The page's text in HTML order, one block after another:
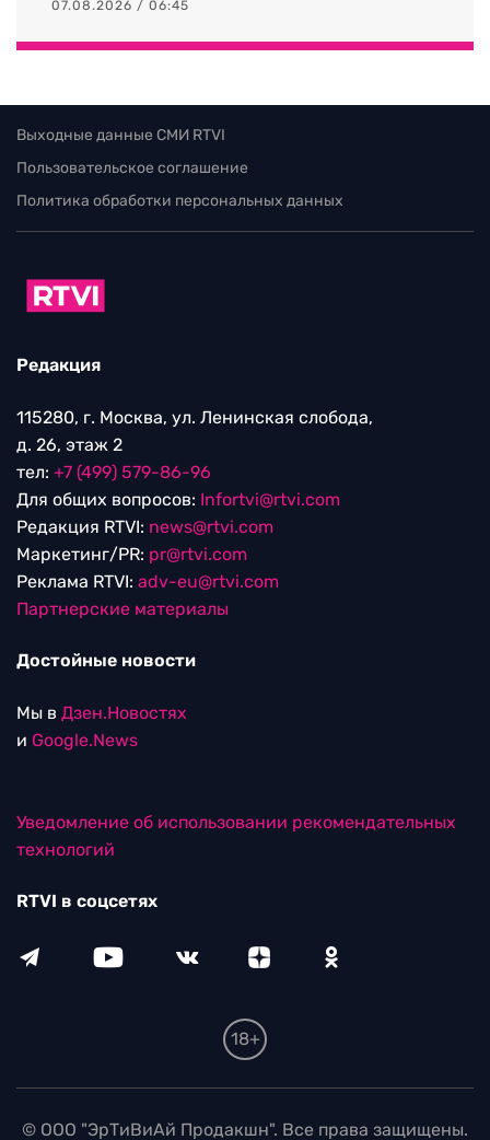
07.08.2026 / 06:45
Выходные данные СМИ RTVI
Пользовательское соглашение
Политика обработки персональных данных
Редакция
115280, г. Москва, ул. Ленинская слобода,
д. 26, этаж 2
тел: +7 (499) 579-86-96
Для общих вопросов: Infortvi@rtvi.com
Редакция RTVI: news@rtvi.com
Маркетинг/PR: pr@rtvi.com
Реклама RTVI: adv-eu@rtvi.com
Партнерские материалы
Достойные новости
Мы в Дзен.Новостях
и Google.News
Уведомление об использовании рекомендательных
технологий
RTVI в соцсетях
18+
© ООО "ЭрТиВиАй Продакшн". Все права защищены.